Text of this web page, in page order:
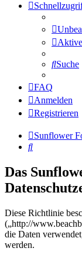
Suche
FAQ
Anmelden
Registrieren
Sunflower
Suche
Das
Diese Richtlinie
(„http://
die Daten
werden.